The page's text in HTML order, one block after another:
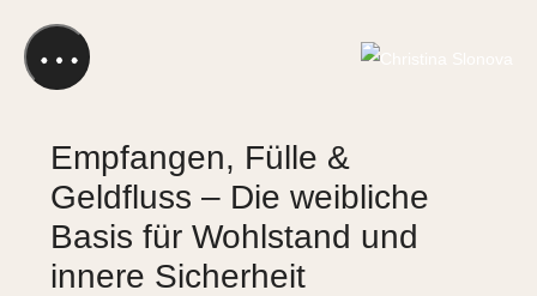
Empfangen, Fülle &
Geldfluss – Die weibliche
Basis für Wohlstand und
innere Sicherheit